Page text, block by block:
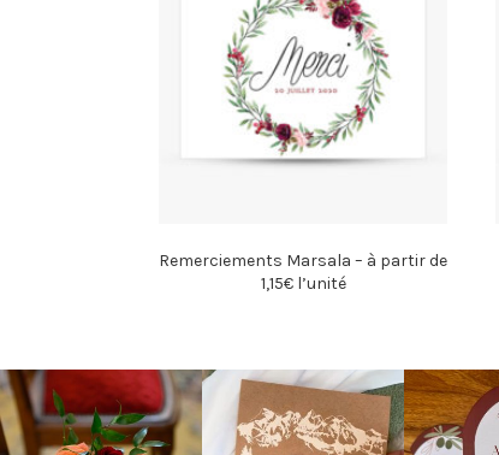
Remerciements Marsala – à partir de
1,15€ l’unité